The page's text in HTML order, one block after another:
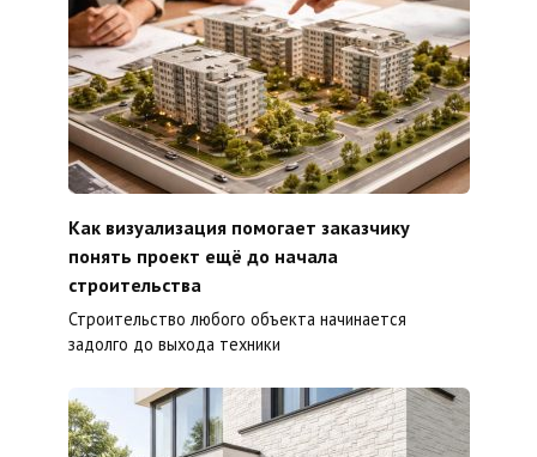
Как визуализация помогает заказчику
понять проект ещё до начала
строительства
Строительство любого объекта начинается
задолго до выхода техники